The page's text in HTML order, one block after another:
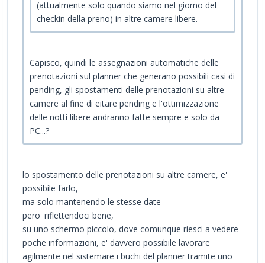
(attualmente solo quando siamo nel giorno del
checkin della preno) in altre camere libere.
Capisco, quindi le assegnazioni automatiche delle
prenotazioni sul planner che generano possibili casi di
pending, gli spostamenti delle prenotazioni su altre
camere al fine di eitare pending e l'ottimizzazione
delle notti libere andranno fatte sempre e solo da
PC...?
lo spostamento delle prenotazioni su altre camere, e'
possibile farlo,
ma solo mantenendo le stesse date
pero' riflettendoci bene,
su uno schermo piccolo, dove comunque riesci a vedere
poche informazioni, e' davvero possibile lavorare
agilmente nel sistemare i buchi del planner tramite uno